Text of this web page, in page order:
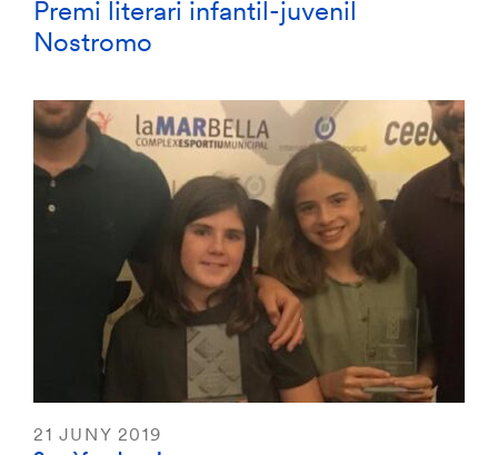
Premi literari infantil-juvenil
Nostromo
21 JUNY 2019